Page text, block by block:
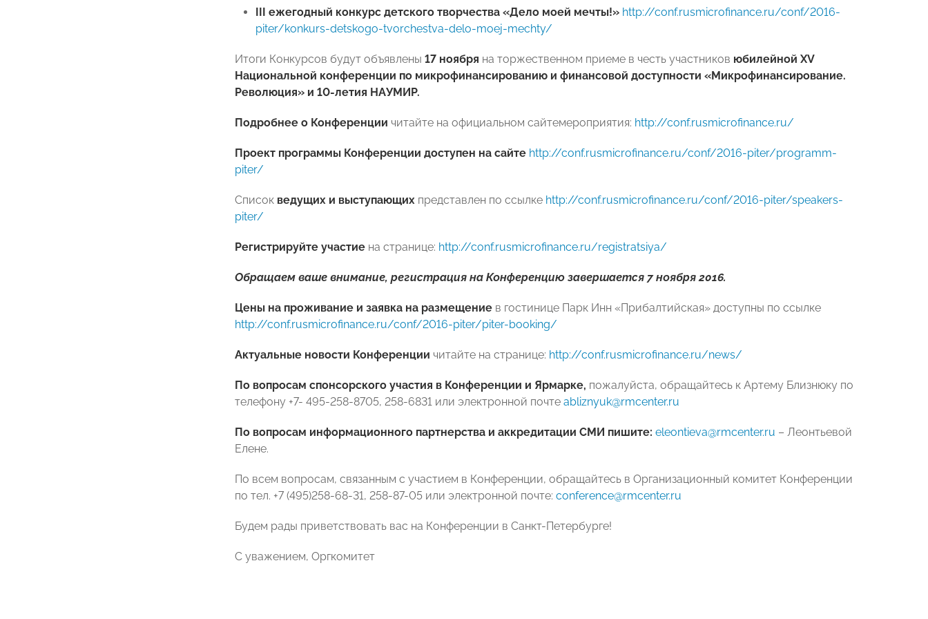
III ежегодный конкурс детского творчества «Дело моей мечты!» http://conf.rusmicrofinance.ru/conf/2016-
piter/konkurs-detskogo-tvorchestva-delo-moej-mechty/
Итоги Конкурсов будут объявлены 17 ноября на торжественном приеме в честь участников юбилейной XV
Национальной конференции по микрофинансированию и финансовой доступности «Микрофинансирование.
Революция» и 10-летия НАУМИР.
Подробнее о Конференции читайте на официальном сайтемероприятия: http://conf.rusmicrofinance.ru/
Проект программы Конференции доступен на сайте http://conf.rusmicrofinance.ru/conf/2016-piter/programm-
piter/
Список ведущих и выступающих представлен по ссылке http://conf.rusmicrofinance.ru/conf/2016-piter/speakers-
piter/
Регистрируйте участие на странице: http://conf.rusmicrofinance.ru/registratsiya/
Обращаем ваше внимание, регистрация на Конференцию завершается 7 ноября 2016.
Цены на проживание и заявка на размещение в гостинице Парк Инн «Прибалтийская» доступны по ссылке
http://conf.rusmicrofinance.ru/conf/2016-piter/piter-booking/
Актуальные новости Конференции читайте на странице: http://conf.rusmicrofinance.ru/news/
По вопросам спонсорского участия в Конференции и Ярмарке, пожалуйста, обращайтесь к Артему Близнюку по
телефону +7- 495-258-8705, 258-6831 или электронной почте abliznyuk@rmcenter.ru
По вопросам информационного партнерства и аккредитации СМИ пишите: eleontieva@rmcenter.ru – Леонтьевой
Елене.
По всем вопросам, связанным с участием в Конференции, обращайтесь в Организационный комитет Конференции
по тел. +7 (495)258-68-31, 258-87-05 или электронной почте: conference@rmcenter.ru
Будем рады приветствовать вас на Конференции в Санкт-Петербурге!
С уважением, Оргкомитет